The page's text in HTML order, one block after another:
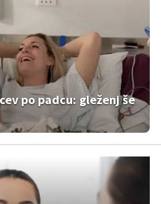
po padcu: gleženj še